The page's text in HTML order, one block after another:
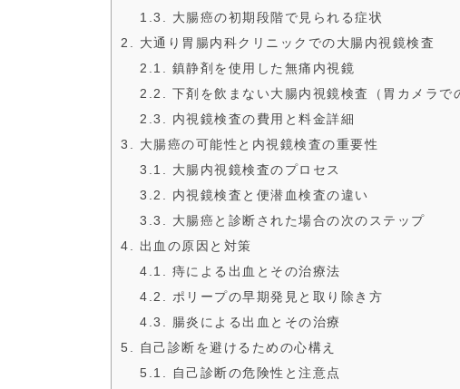
1.3. 大腸癌の初期段階で見られる症状
2. 大通り胃腸内科クリニックでの大腸内視鏡検査
2.1. 鎮静剤を使用した無痛内視鏡
2.2. 下剤を飲まない大腸内視鏡検査（胃カメラで
2.3. 内視鏡検査の費用と料金詳細
3. 大腸癌の可能性と内視鏡検査の重要性
3.1. 大腸内視鏡検査のプロセス
3.2. 内視鏡検査と便潜血検査の違い
3.3. 大腸癌と診断された場合の次のステップ
4. 出血の原因と対策
4.1. 痔による出血とその治療法
4.2. ポリープの早期発見と取り除き方
4.3. 腸炎による出血とその治療
5. 自己診断を避けるための心構え
5.1. 自己診断の危険性と注意点